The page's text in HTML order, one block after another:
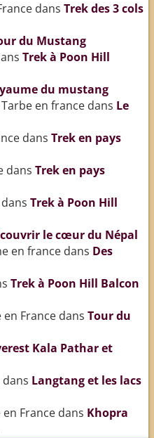
dans Trek des 3 cols
du Mustang
Trek à Poon Hill
du mustang
en francedans Le
dans Trek en pays
dans Trek en pays
dans Trek à Poon Hill
le cœur du Népal
en francedans Des
Trek à Poon Hill Balcon
en Francedans Tour du
Kala Pathar et
dans Langtang et les lacs
Francedans Khopra